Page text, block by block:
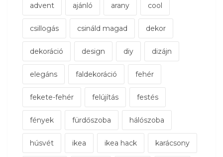
advent ajánló arany cool
csillogás csináld magad dekor
dekoráció design diy dizájn
elegáns faldekoráció fehér
fekete-fehér felújítás festés
fények fürdőszoba hálószoba
húsvét ikea ikea hack karácsony